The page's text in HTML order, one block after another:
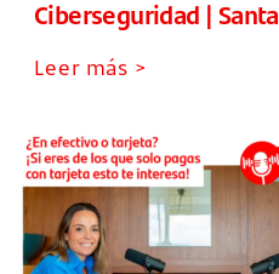
Ciberseguridad |
Leer más >